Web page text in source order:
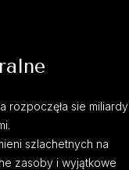
rozpoczęła sie miliardy
szlachetnych na
zasoby i wyjątkowe